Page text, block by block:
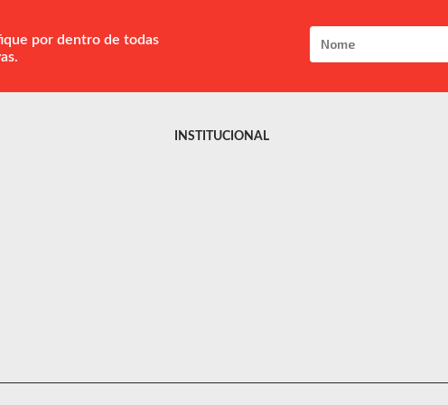
por dentro de todas
INSTITUCIONAL